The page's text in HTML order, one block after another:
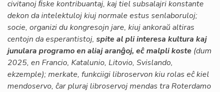
civitanoj ﬁske kontribuantaj, kaj tiel subsalajri konstante
dekon da intelektuloj kiuj normale estus senlaboruloj;
socie, organizi du kongresojn jare, kiuj ankoraŭ altiras
centojn da esperantistoj, spite al pli interesa kultura kaj
junulara programo en aliaj aranĝoj, eĉ malpli koste (dum
2025, en Francio, Katalunio, Litovio, Svislando,
ekzemple); merkate, funkciigi libroservon kiu rolas eĉ kiel
mendoservo, ĉar pluraj libroservoj mendas tra Roterdamo